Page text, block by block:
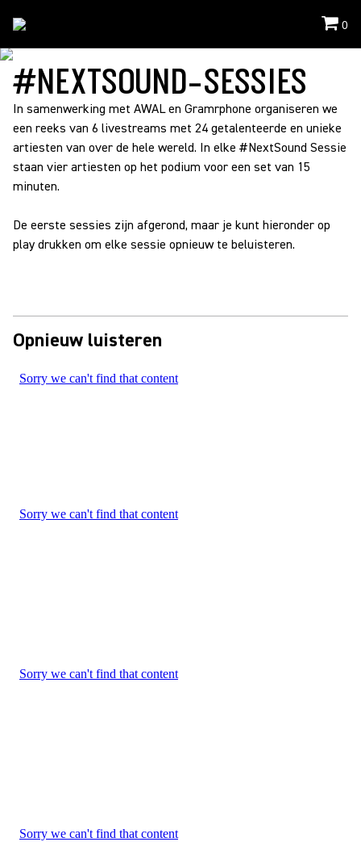
0
#NEXTSOUND-SESSIES
In samenwerking met AWAL en Gramrphone organiseren we
een reeks van 6 livestreams met 24 getalenteerde en unieke
artiesten van over de hele wereld. In elke #NextSound Sessie
staan vier artiesten op het podium voor een set van 15
minuten.
De eerste sessies zijn afgerond, maar je kunt hieronder op
play drukken om elke sessie opnieuw te beluisteren.
Opnieuw luisteren